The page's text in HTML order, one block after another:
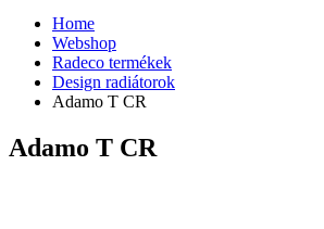
Home
Webshop
Radeco termékek
Design radiátorok
Adamo T CR
Adamo T CR